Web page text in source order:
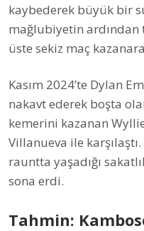
kaybederek büyük bir
mağlubiyetin
üste sekiz maç
Kasım 2024’te Dylan
nakavt ederek boşta
kemerini kazanan
Villanueva ile
rauntta yaşadığı
sona erdi.
Tahmin: